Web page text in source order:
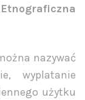
nazywać
wyplatanie
użytku